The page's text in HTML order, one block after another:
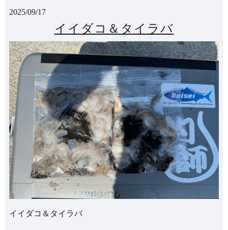
2025/09/17
イイダコ＆タイラバ
イイダコ＆タイラバ